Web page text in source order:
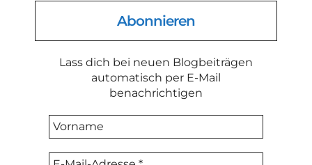
Abonnieren
Lass dich bei neuen Blogbeiträgen
automatisch per E-Mail
benachrichtigen